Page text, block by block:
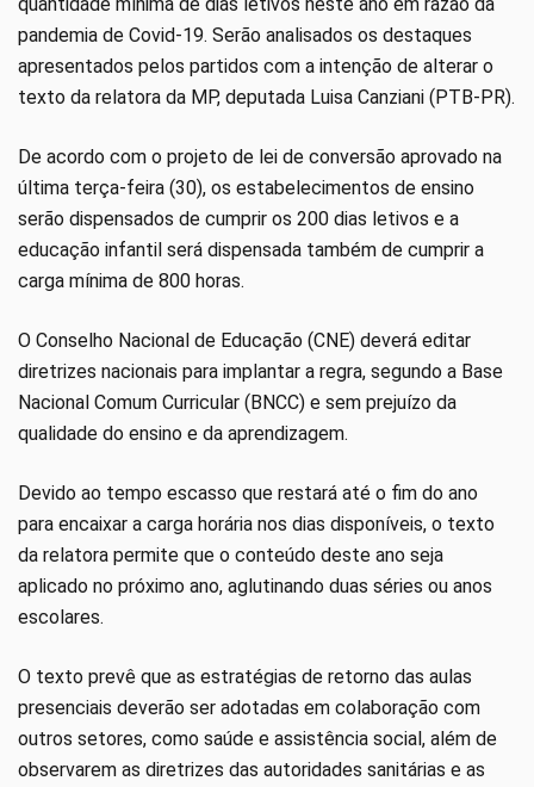
pandemia de Covid-19. Serão analisados os destaques
apresentados pelos partidos com a intenção de alterar o
texto da relatora da MP, deputada Luisa Canziani (PTB-PR).
De acordo com o projeto de lei de conversão aprovado na
última terça-feira (30), os estabelecimentos de ensino
serão dispensados de cumprir os 200 dias letivos e a
educação infantil será dispensada também de cumprir a
carga mínima de 800 horas.
O Conselho Nacional de Educação (CNE) deverá editar
diretrizes nacionais para implantar a regra, segundo a Base
Nacional Comum Curricular (BNCC) e sem prejuízo da
qualidade do ensino e da aprendizagem.
Devido ao tempo escasso que restará até o fim do ano
para encaixar a carga horária nos dias disponíveis, o texto
da relatora permite que o conteúdo deste ano seja
aplicado no próximo ano, aglutinando duas séries ou anos
escolares.
O texto prevê que as estratégias de retorno das aulas
presenciais deverão ser adotadas em colaboração com
outros setores, como saúde e assistência social, além de
observarem as diretrizes das autoridades sanitárias e as